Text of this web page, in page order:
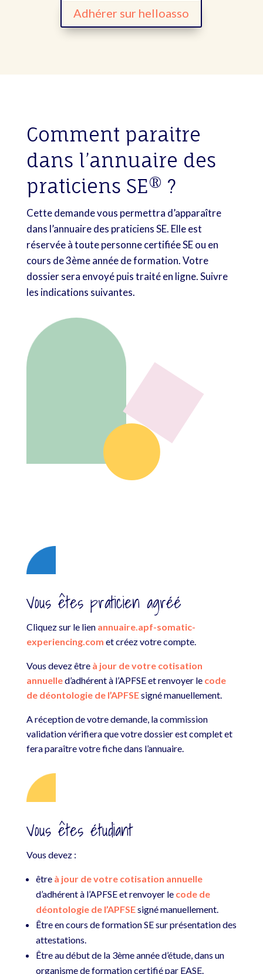
Adhérer sur helloasso
Comment paraitre
dans l’annuaire des
praticiens SE® ?
Cette demande vous permettra d’apparaître
dans l’annuaire des praticiens SE. Elle est
réservée à toute personne certifiée SE ou en
cours de 3ème année de formation. Votre
dossier sera envoyé puis traité en ligne. Suivre
les indications suivantes.


Vous êtes praticien agréé
Cliquez sur le lien annuaire.apf-somatic-
experiencing.com et créez votre compte.
Vous devez être à jour de votre cotisation
annuelled’adhérent à l’APFSE et renvoyer le code
de déontologie de l’APFSEsigné manuellement.
A réception de votre demande, la commission
validation vérifiera que votre dossier est complet et
fera paraître votre fiche dans l’annuaire.
Vous êtes étudiant
Vous devez :
être à jour de votre cotisation annuelle
d’adhérent à l’APFSE et renvoyer le code de
déontologie de l’APFSEsigné manuellement.
Être en cours de formation SE sur présentation des
attestations.
Être au début de la 3ème année d’étude, dans un
organisme de formation certifié par EASE.